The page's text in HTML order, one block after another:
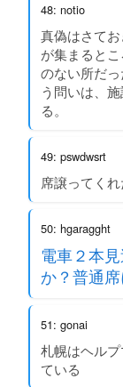
48: notio
真偽はさて
が集まると
のない所だ
う問いは、
る。
49: pswdwsrt
席譲ってく
50: hgaragght
電車２本
か？普通席
51: gonai
札幌はヘル
ている